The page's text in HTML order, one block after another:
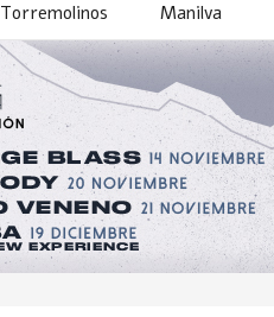
Torremolinos Manilva